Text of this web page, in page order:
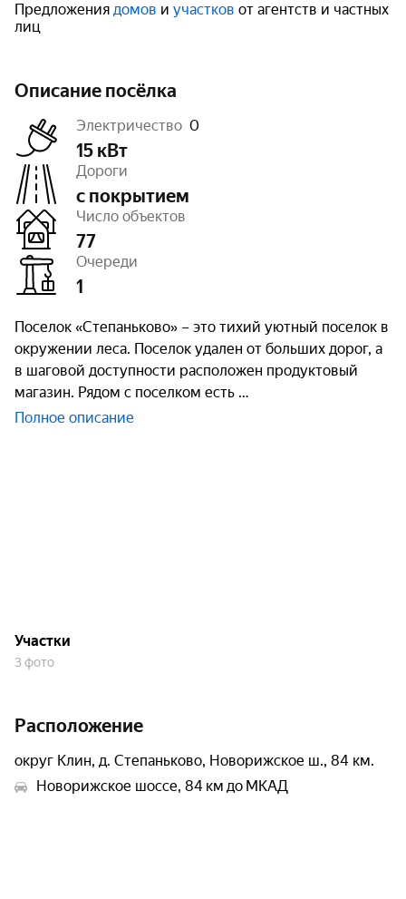
Предложения домов и участков от агентств и частных
лиц
Описание посёлка
Электричество
15 кВт
Дороги
с покрытием
Число объектов
77
Очереди
1
0
Поселок «Степаньково» – это тихий уютный поселок в
окружении леса. Поселок удален от больших дорог, а
в шаговой доступности расположен продуктовый
магазин. Рядом с поселком есть
Полное описание
Участки
3 фото
Расположение
округ Клин, д. Степаньково, Новорижское ш., 84 км.
Новорижское шоссе, 84 км до МКАД